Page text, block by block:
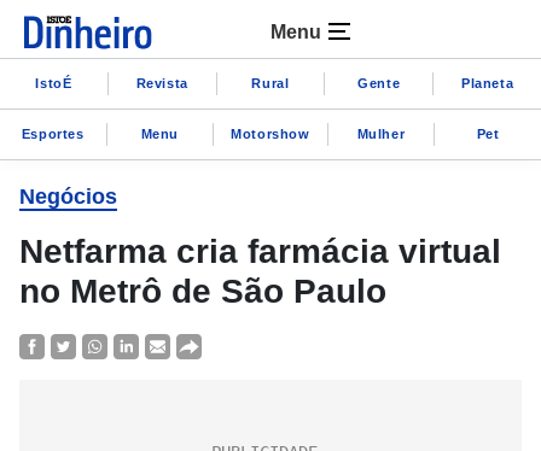
Menu
IstoÉ Revista Rural Gente Planeta
Esportes Menu Motorshow Mulher Pet
Negócios
Netfarma cria farmácia virtual
no Metrô de São Paulo